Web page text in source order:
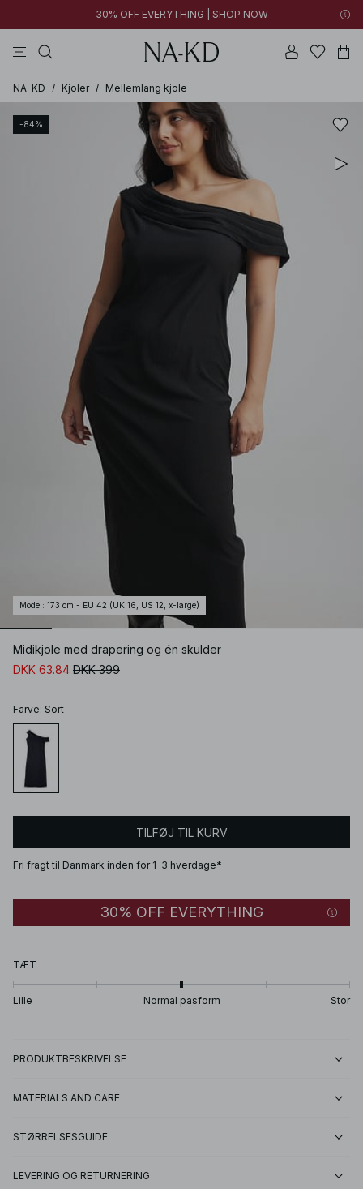
30% OFF EVERYTHING | SHOP NOW
NA-KD / Kjoler / Mellemlang kjole
-84%
Model : 173 cm - EU 42 (UK 16, US 12, x-large)
Midikjole med drapering og én skulder
DKK 63.84 DKK 399
Farve: Sort
TILFØJ TIL KURV
Fri fragt til Danmark inden for 1-3 hverdage*
30% OFF EVERYTHING
TÆT
Lille Normal pasform Stor
PRODUKTBESKRIVELSE
MATERIALS AND CARE
STØRRELSESGUIDE
LEVERING OG RETURNERING